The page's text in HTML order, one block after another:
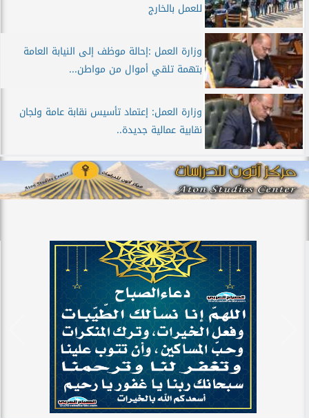
للعمل بالخارج
وزارة العمل :إحالة موظف إلى النيابة العامة
بتهمة تلقي أموال من مواطن...
وزارة العمل: إعتماد تأسيس نقابة عامة ولجان
نقابية عمالية جديدة..